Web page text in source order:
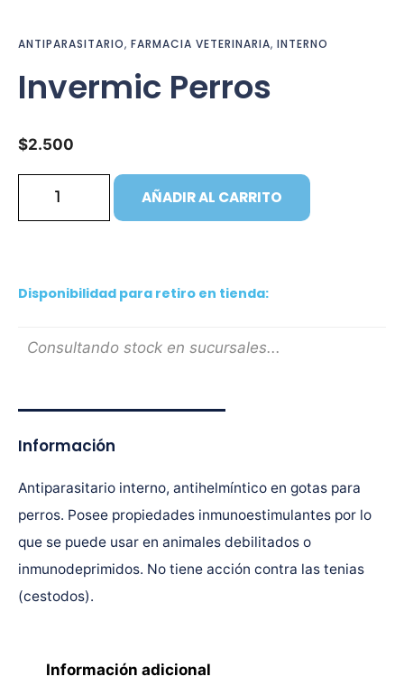
ANTIPARASITARIO, FARMACIA VETERINARIA, INTERNO
Invermic Perros
$2.500
AÑADIR AL CARRITO
Disponibilidad para retiro en tienda:
Consultando stock en sucursales...
Información
Antiparasitario interno, antihelmíntico en gotas para
perros. Posee propiedades inmunoestimulantes por lo
que se puede usar en animales debilitados o
inmunodeprimidos. No tiene acción contra las tenias
(cestodos).
Información adicional